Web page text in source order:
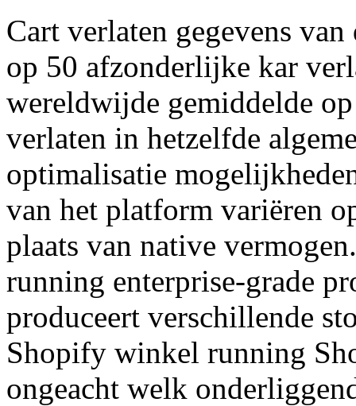
Cart verlaten gegevens
op 50 afzonderlijke kar
wereldwijde gemiddelde
verlaten in hetzelfde
optimalisatie
van het platform variëren
plaats van native
running enterprise-grade
produceert verschillende
Shopify winkel running
ongeacht welk